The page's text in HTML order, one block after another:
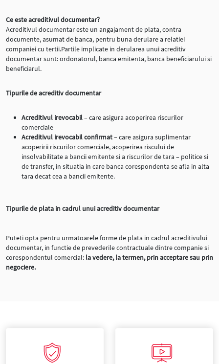
Ce este acreditivul documentar?
Acreditivul documentar este un angajament de plata, contra
documente, asumat de banca, pentru buna derulare a relatiei
companiei cu tertii.Partile implicate in derularea unui acreditiv
documentar sunt: ordonatorul, banca emitenta, banca beneficiarului si
beneficiarul.
Tipurile de acreditiv documentar
Acreditivul irevocabil– care asigura acoperirea riscurilor
comerciale
Acreditivul irevocabil confirmat– care asigura suplimentar
acoperirii riscurilor comerciale, acoperirea riscului de
insolvabilitate a bancii emitente si a riscurilor de tara – politice si
de transfer, in situatia in care banca corespondenta se afla in alta
tara decat cea a bancii emitente.
Tipurile de plata in cadrul unui acreditiv documentar
Puteti opta pentru urmatoarele forme de plata in cadrul acreditivului
documentar, in functie de prevederile contractuale dintre companie si
corespondentul comercial: la vedere, la termen, prin acceptare sau prin
negociere.